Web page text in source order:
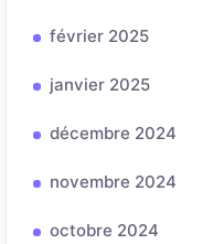
février 2025
janvier 2025
décembre 2024
novembre 2024
octobre 2024